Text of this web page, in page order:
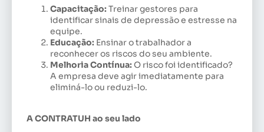
Capacitação: Treinar gestores para
identificar sinais de depressão e estresse na
equipe.
Educação: Ensinar o trabalhador a
reconhecer os riscos do seu ambiente.
Melhoria Contínua: O risco foi identificado?
A empresa deve agir imediatamente para
eliminá-lo ou reduzi-lo.
A CONTRATUH ao seu lado